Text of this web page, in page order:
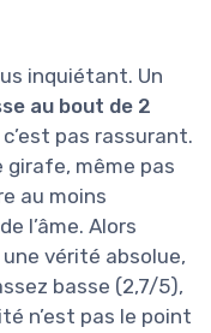
inquiétant. Un
au bout de 2
pas rassurant.
girafe, même pas
au moins
l’âme. Alors
vérité absolue,
basse (2,7/5),
n’est pas le point